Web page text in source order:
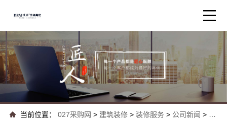
当前位置： 027采购网> 建筑装修 > 装修服务> 公司新闻 >